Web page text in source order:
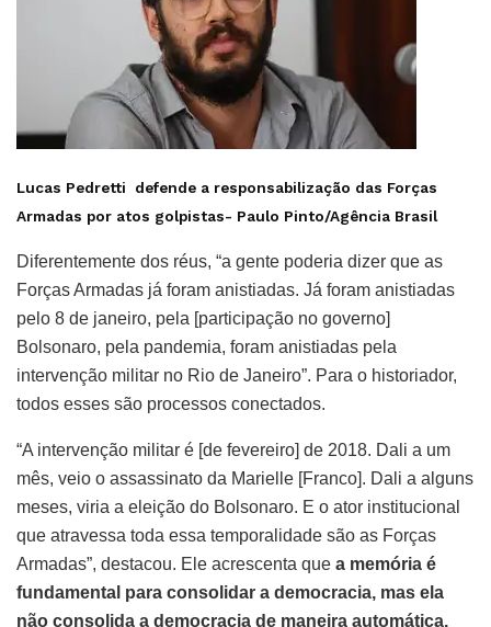
Lucas Pedretti defende a responsabilização das Forças
Armadas por atos golpistas- Paulo Pinto/Agência Brasil
Diferentemente dos réus, “a gente poderia dizer que as
Forças Armadas já foram anistiadas. Já foram anistiadas
pelo 8 de janeiro, pela [participação no governo]
Bolsonaro, pela pandemia, foram anistiadas pela
intervenção militar no Rio de Janeiro”. Para o historiador,
todos esses são processos conectados.
“A intervenção militar é [de fevereiro] de 2018. Dali a um
mês, veio o assassinato da Marielle [Franco]. Dali a alguns
meses, viria a eleição do Bolsonaro. E o ator institucional
que atravessa toda essa temporalidade são as Forças
Armadas”, destacou. Ele acrescenta que a memória é
fundamental para consolidar a democracia, mas ela
não consolida a democracia de maneira automática.